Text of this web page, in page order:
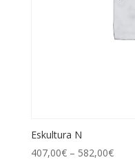
Eskultura N
407,00€– 582,00€